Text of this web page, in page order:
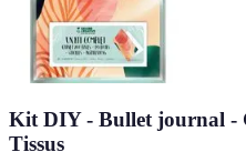
Kit DIY - Bullet journal -
Tissus